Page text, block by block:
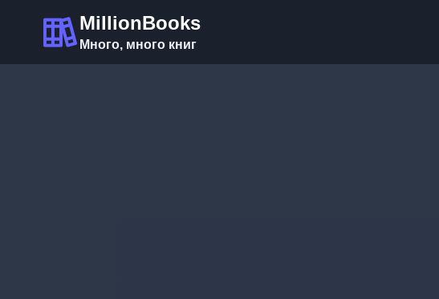
содержимому
MillionBooks
Много, много книг